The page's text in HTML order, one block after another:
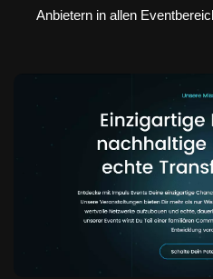
Anbietern in allen